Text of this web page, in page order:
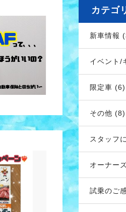
カテゴ
新車情報
イベント/
限定車 (6)
その他 (8)
スタッフ
オーナー
試乗のご